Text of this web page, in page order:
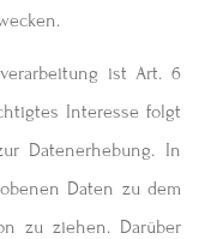
ist Art. 6
Interesse folgt
Datenerhebung. In
Daten zu dem
zu ziehen. Darüber